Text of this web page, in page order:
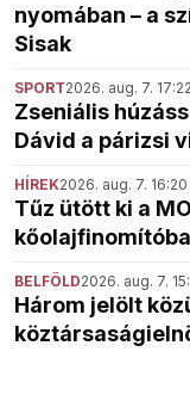
nyomában – a
Sisak
SPORT2026. aug. 7. 17:22
Zseniális
Dávid a párizsi
HÍREK2026. aug. 7. 16:20
Tűz ütött ki a
BELFÖLD2026. aug. 7.
Három jelölt